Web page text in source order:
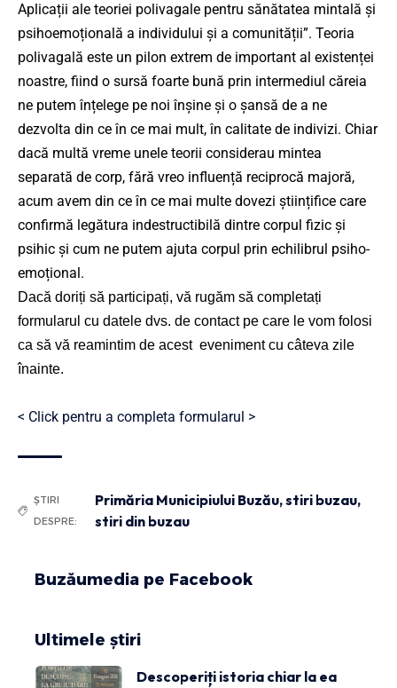
Aplicații ale teoriei polivagale pentru sănătatea mintală și
psihoemoțională a individului și a comunității”. Teoria
polivagală este un pilon extrem de important al existenței
noastre, fiind o sursă foarte bună prin intermediul căreia
ne putem înțelege pe noi înșine și o șansă de a ne
dezvolta din ce în ce mai mult, în calitate de indivizi. Chiar
dacă multă vreme unele teorii considerau mintea
separată de corp, fără vreo influență reciprocă majoră,
acum avem din ce în ce mai multe dovezi științifice care
confirmă legătura indestructibilă dintre corpul fizic și
psihic și cum ne putem ajuta corpul prin echilibrul psiho-
emoțional.
Dacă doriți să participați, vă rugăm să completați
formularul cu datele dvs. de contact pe care le vom folosi
ca să vă reamintim de acest eveniment cu câteva zile
înainte.
< Click pentru a completa formularul >
ȘTIRI
DESPRE:
Primăria Municipiului Buzău,stiri buzau,
stiri din buzau
Buzăumedia pe Facebook
Ultimele știri
Descoperiți istoria chiar la ea